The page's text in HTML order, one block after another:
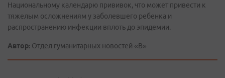
Национальному календарю прививок, что может привести к
тяжелым осложнениям у заболевшего ребенка и
распространению инфекции вплоть до эпидемии.
Автор: Отдел гуманитарных новостей «В»